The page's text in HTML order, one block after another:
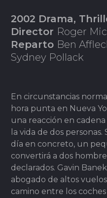
2002 Drama,
Director Roger
Reparto Ben
Sydney Pollack
En circunstancias
hora punta en Nueva
una reacción en
la vida de dos
día en concreto, un
convertirá a dos
declarados. Gavin
abogado de altos
camino entre los